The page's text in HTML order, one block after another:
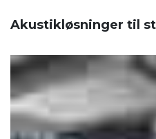
Akustikløsninger til